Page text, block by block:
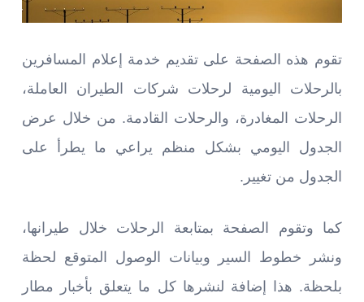
تقوم هذه الصفحة على تقديم خدمة إعلام المسافرين
بالرحلات اليومية لرحلات شركات الطيران العاملة،
الرحلات المغادرة، والرحلات القادمة. من خلال عرض
الجدول اليومي بشكل منظم يراعي ما يطرأ على
الجدول من تغيير.
كما وتقوم الصفحة بمتابعة الرحلات خلال طيرانها،
ونشر خطوط السير وبيانات الوصول المتوقع لحظة
بلحظة. هذا إضافة لنشرها كل ما يتعلق بأخبار مطار